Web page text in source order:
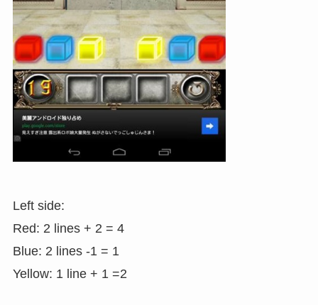
Left side:
Red: 2 lines + 2 = 4
Blue: 2 lines -1 = 1
Yellow: 1 line + 1 =2